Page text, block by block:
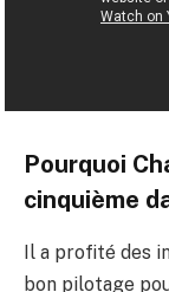
Pourquoi
cinquième
Il a profité des
bon pilotage